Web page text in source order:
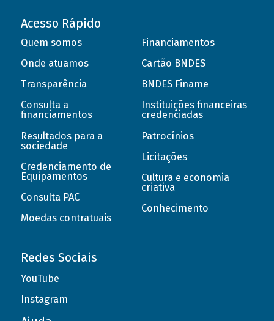
Acesso Rápido
Quem somos
Onde atuamos
Transparência
Consulta a
financiamentos
Resultados para a
sociedade
Credenciamento de
Equipamentos
Consulta PAC
Moedas contratuais
Financiamentos
Cartão BNDES
BNDES Finame
Instituições financeiras
credenciadas
Patrocínios
Licitações
Cultura e economia
criativa
Conhecimento
Redes Sociais
YouTube
Instagram